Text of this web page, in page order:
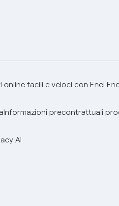
online facili e veloci con Enel
Informazioni precontrattuali
AI